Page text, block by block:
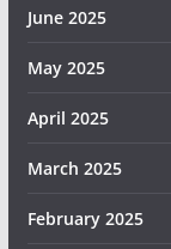
June 2025
May 2025
April 2025
March 2025
February 2025